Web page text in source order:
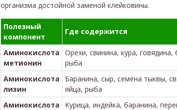
организма достойной заменой клейковины.
Полезный
компонент
Где содержится
Аминокислота
метионин
Орехи, свинина, кура,
рыба
Аминокислота
лизин
Баранина, сыр, семена тыквы,
яйца, рыба
Аминокислота
Курица, индейка, баранина,